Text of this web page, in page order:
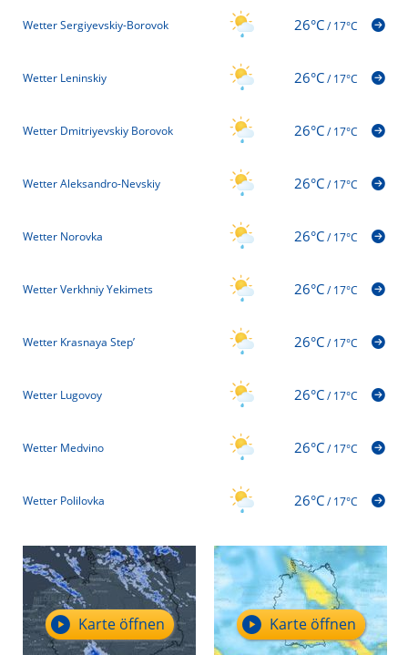
Wetter Sergiyevskiy-Borovok 26°C/17°C
Wetter Leninskiy 26°C/17°C
Wetter Dmitriyevskiy Borovok 26°C/17°C
Wetter Aleksandro-Nevskiy 26°C/17°C
Wetter Norovka 26°C/17°C
Wetter Verkhniy Yekimets 26°C/17°C
Wetter Krasnaya Step’ 26°C/17°C
Wetter Lugovoy 26°C/17°C
Wetter Medvino 26°C/17°C
Wetter Polilovka 26°C/17°C
Karte öffnen Karte öffnen